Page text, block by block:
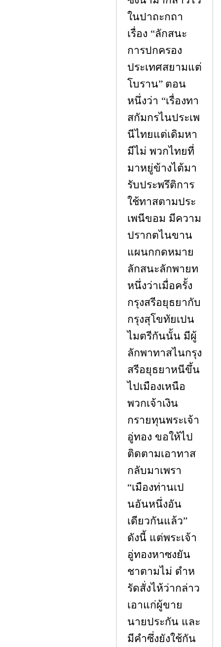
ในปาถะกถา
เรื่อง “ลักสนะ
การปกครอง
ประเทศสยามแต่
โบราน” ตอน
หนึ่งว่า “เรื่องทา
สกัมกรไนประเพ
นีไทยแต่เดิมหา
มีไม่ พวกไทยที่
มาหยู่ข้างไต้มา
รับประพรึติการ
ใช้ทาสตามประ
เพนีขอม มีความ
ปรากตไนขาน
แผนกกดหมาย
ลักสนะลักพายท
หนึ่งว่าเมื่อครั้ง
กรุงสรีอยุธยากับ
กรุงสุโขทัยเปน
ไมตรีกันนั้น มีผู้
ลักพาทาสไนกรุง
สรีอยุธยาหนีขึ้น
ไปเมืองเหนือ
พวกเจ้าเงิน
กรายทุนพระเจ้า
อู่ทอง ขอให้ไป
ติดตามเอาทาส
กลับมาเพรา
“เมืองท่านเป
นอันหนึ่งอัน
เดียวกันแล้ว”
ดังนี้ แต่พระเจ้า
อู่ทองหาซงยัน
ชาตามไม่ ดำห
รัดสั่งไห้ว่ากล่าว
เอาแก่ผู้ขาย
นายประกัน และ
มีคำซึ่งยังใช้กัน